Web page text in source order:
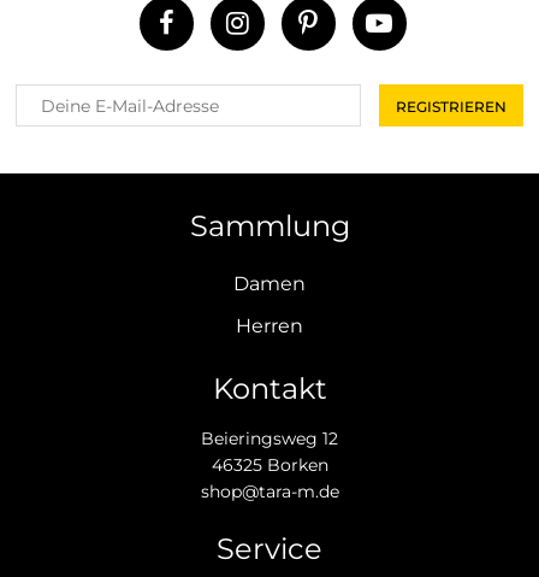
Sammlung
Damen
Herren
Kontakt
Beieringsweg 12
46325 Borken
shop@tara-m.de
Service